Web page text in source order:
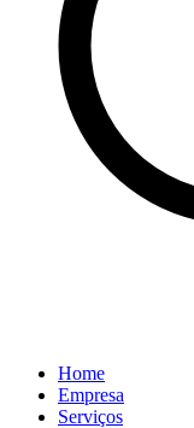
Home
Empresa
Serviços